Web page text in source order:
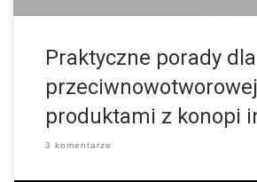
Praktyczne porady
produktami z konopi
3 komentarze